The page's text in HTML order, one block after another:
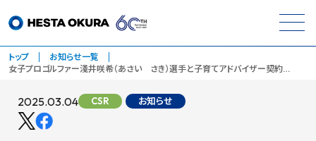
トップ
お知らせ一覧
女子プロゴルファー淺井咲希（あさい さき）選手と子育てアドバイザー契約…
2025.03.04 CSR お知らせ